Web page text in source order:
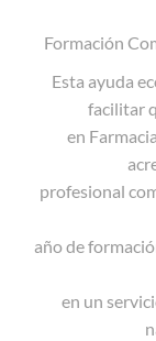
Formación
Esta ayuda
facilitar
en
profesional
año de
en un